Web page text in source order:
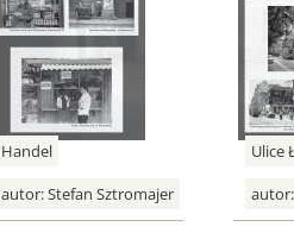
Handel
autor:Stefan Sztromajer
Ulice
autor: